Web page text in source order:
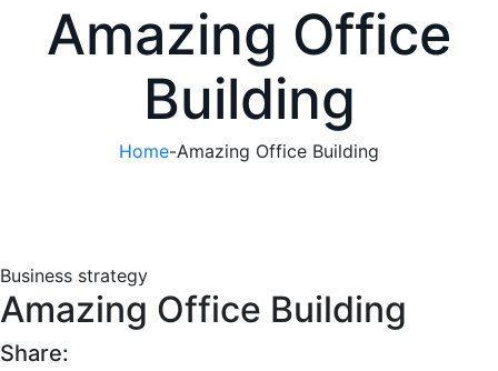
Amazing Office
Building
Home-Amazing Office Building
Business strategy
Amazing Office Building
Share: